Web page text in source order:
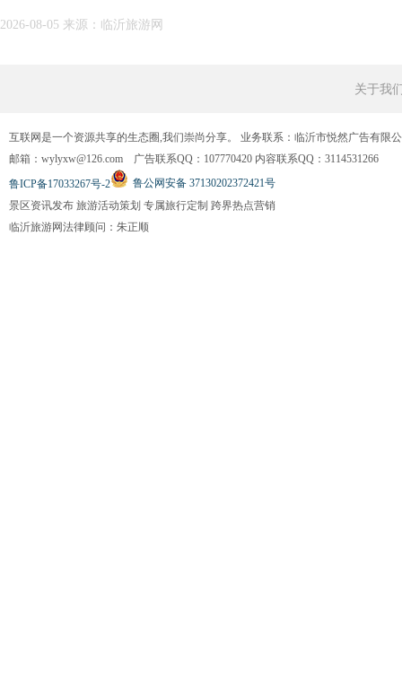
2026-08-05 来源：临沂旅游网
关于我
互联网是一个资源共享的生态圈,我们崇尚分享。 业务联系：临沂市悦然广告有限
邮箱：wylyxw@126.com 广告联系QQ：107770420 内容联系QQ：3114531266
鲁ICP备17033267号-2
鲁公网安备 37130202372421号
景区资讯发布 旅游活动策划 专属旅行定制 跨界热点营销
临沂旅游网法律顾问：朱正顺